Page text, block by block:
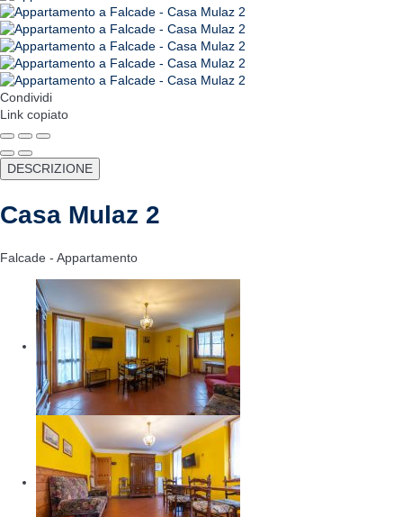
Condividi
Link copiato
DESCRIZIONE
Casa Mulaz 2
Falcade - Appartamento